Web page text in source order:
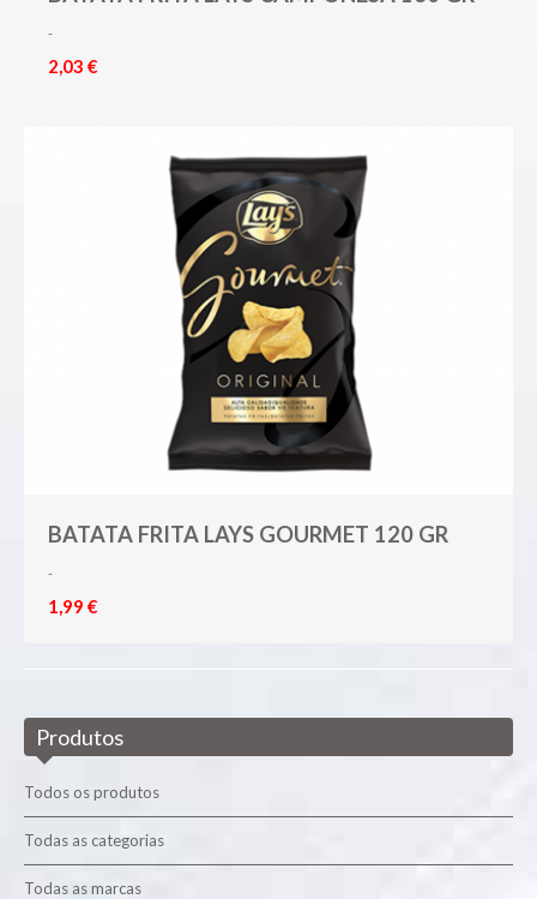
-
2,03 €
BATATA FRITA LAYS GOURMET 120 GR
-
1,99 €
Produtos
Todos os produtos
Todas as categorias
Todas as marcas